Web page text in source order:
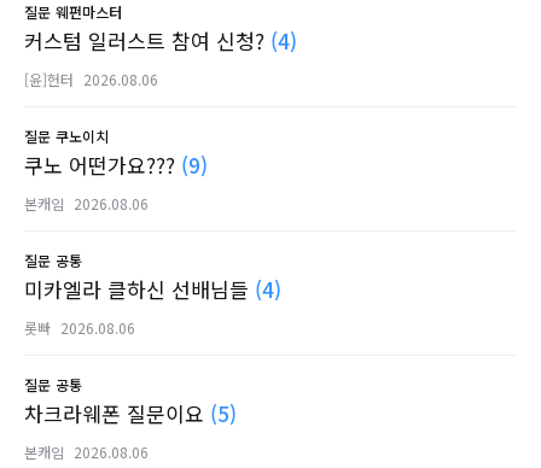
질문 웨펀마스터
커스텀 일러스트 참여 신청? (4)
[윤]헌터 2026.08.06
질문 쿠노이치
쿠노 어떤가요??? (9)
본캐임 2026.08.06
질문 공통
미카엘라 클하신 선배님들 (4)
롯빠 2026.08.06
질문 공통
차크라웨폰 질문이요 (5)
본캐임 2026.08.06